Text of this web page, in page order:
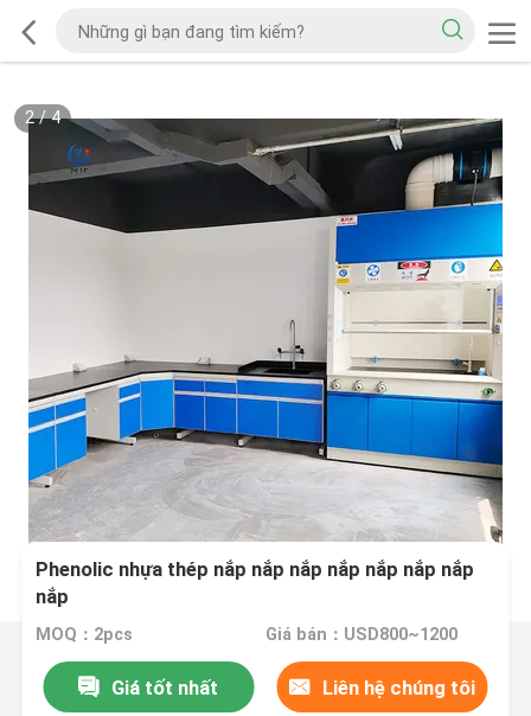
2/4
Phenolic nhựa thép nắp nắp nắp nắp nắp nắp nắp
nắp
MOQ：2pcs Giá bán：USD800~1200
Giá tốt nhất Liên hệ chúng tôi